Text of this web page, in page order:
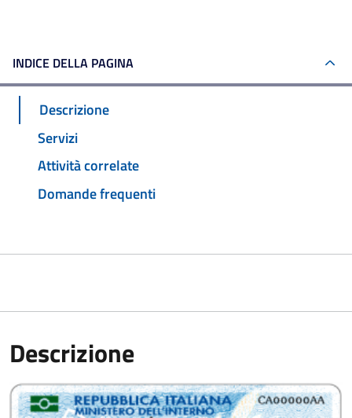
INDICE DELLA PAGINA
Descrizione
Servizi
Attività correlate
Domande frequenti
Descrizione